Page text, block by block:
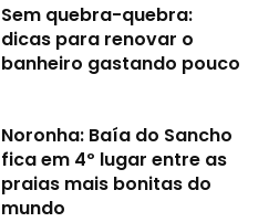
Sem quebra-quebra:
dicas para renovar o
banheiro gastando pouco
Noronha: Baía do Sancho
fica em 4º lugar entre as
praias mais bonitas do
mundo